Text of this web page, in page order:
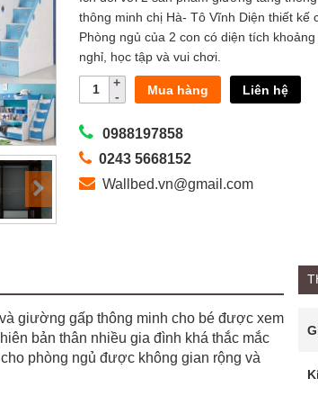
thông minh chị Hà- Tô Vĩnh Diện thiết kế
Phòng ngủ của 2 con có diện tích
nghỉ, học tập và vui chơi.
Mua hàng Liên hệ
0988197858
0243 5668152
Wallbed.vn@gmail.com
giường gấp thông minh cho bé được xem
bản thân nhiều gia đình khá thắc mắc
phòng ngủ được không gian rộng và